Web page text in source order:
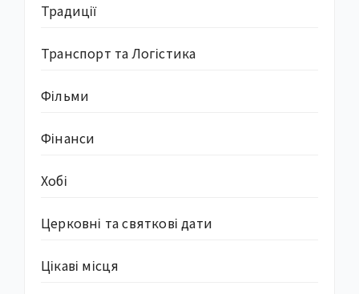
Традиції
Транспорт та Логістика
Фільми
Фінанси
Хобі
Церковні та святкові дати
Цікаві місця